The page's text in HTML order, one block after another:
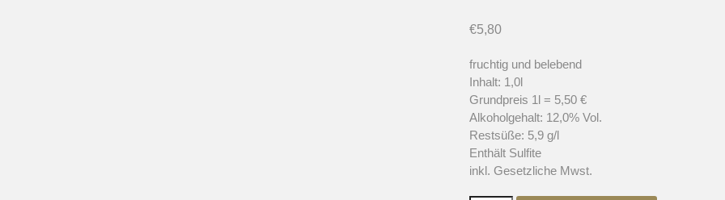
€5,80
fruchtig und belebend
Inhalt: 1,0l
Grundpreis 1l = 5,50 €
Alkoholgehalt: 12,0% Vol.
Restsüße: 5,9 g/l
Enthält Sulfite
inkl. Gesetzliche Mwst.